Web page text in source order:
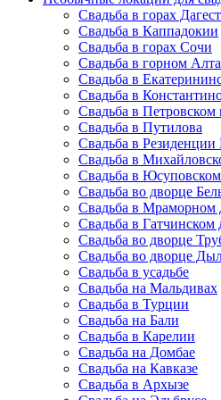
Свадьба в горах
Свадьба в Каппадокии
Свадьба в горах Сочи
Свадьба в горном
Свадьба в
Свадьба в
Свадьба в Петровском
Свадьба в Путилова
Свадьба в Резиденции
Свадьба в
Свадьба в
Свадьба во дворце
Свадьба в Мраморном
Свадьба в Гатчинском
Свадьба во дворце
Свадьба во дворце
Свадьба в усадьбе
Свадьба на Мальдивах
Свадьба в Турции
Свадьба на Бали
Свадьба в Карелии
Свадьба на Домбае
Свадьба на Кавказе
Свадьба в Архызе